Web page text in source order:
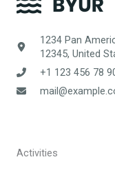
1234 Pan
12345, United
+1 123 456 78
Activities